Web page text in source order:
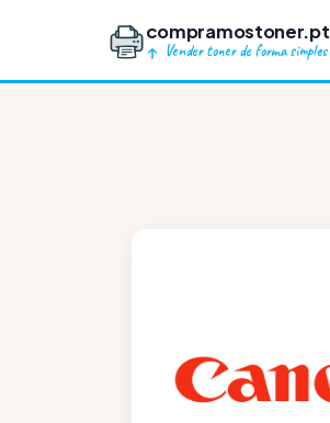
compramostoner.pt
Vender toner de forma simples